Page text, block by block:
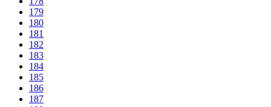
179
180
181
182
183
184
185
186
187